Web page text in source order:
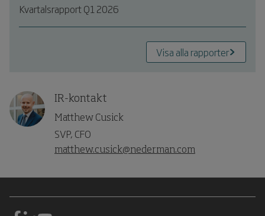
Kvartalsrapport Q1 2026
Visa alla rapporter
IR-kontakt
Matthew Cusick
SVP, CFO
matthew.cusick@nederman.com